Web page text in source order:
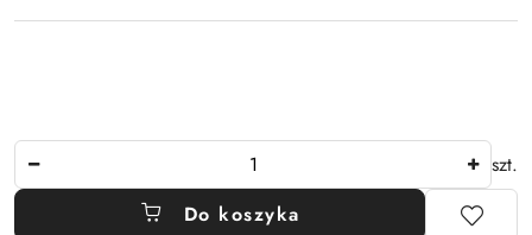
szt.
Do koszyka